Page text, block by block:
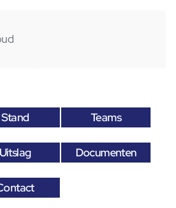
Stand Teams
Uitslag Documenten